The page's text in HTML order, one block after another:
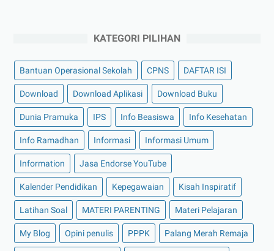
KATEGORI PILIHAN
Bantuan Operasional Sekolah CPNS DAFTAR ISI
Download Download Aplikasi Download Buku
Dunia Pramuka IPS Info Beasiswa Info Kesehatan
Info Ramadhan Informasi Informasi Umum
Information Jasa Endorse YouTube
Kalender Pendidikan Kepegawaian Kisah Inspiratif
Latihan Soal MATERI PARENTING Materi Pelajaran
My Blog Opini penulis PPPK Palang Merah Remaja